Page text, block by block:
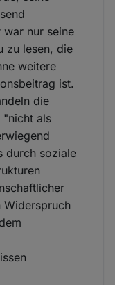
war nur seine
zu lesen, die
weitere
ist.
die
"nicht als
durch soziale
Widerspruch